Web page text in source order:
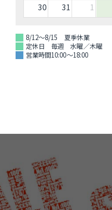
30
31 1
8/12～8/15 夏季休業
定休日 毎週 水曜／木曜
営業時間10:00～18:00